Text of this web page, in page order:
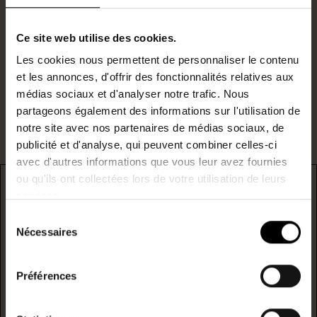
Ce site web utilise des cookies.
Les cookies nous permettent de personnaliser le contenu
et les annonces, d'offrir des fonctionnalités relatives aux
médias sociaux et d'analyser notre trafic. Nous
partageons également des informations sur l'utilisation de
notre site avec nos partenaires de médias sociaux, de
publicité et d'analyse, qui peuvent combiner celles-ci
avec d'autres informations que vous leur avez fournies
ou qu'ils ont collectées lors de votre utilisation de leurs
Nécessaires
Préférences
c.jeuland@lestoits.fr
Je suis intéressé par ce bien.
DPE